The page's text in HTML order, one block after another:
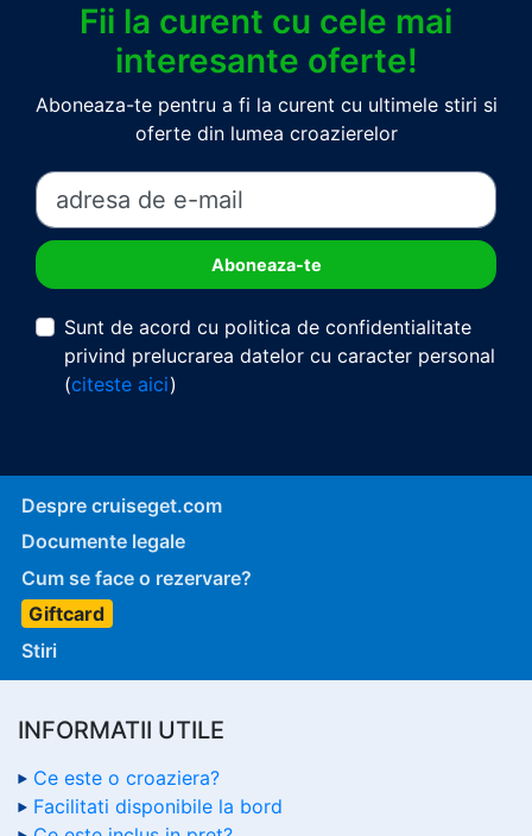
Fii la curent cu cele mai
interesante oferte!
Aboneaza-te pentru a fi la curent cu ultimele stiri si
oferte din lumea croazierelor
Sunt de acord cu politica de confidentialitate
privind prelucrarea datelor cu caracter personal
(citeste aici)
Despre cruiseget.com
Documente legale
Cum se face o rezervare?
Giftcard
Stiri
INFORMATII UTILE
Ce este o croaziera?
Facilitati disponibile la bord